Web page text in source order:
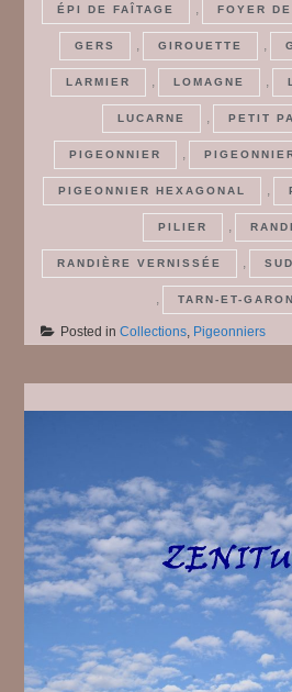
ÉPI DE FAÎTAGE , FOYER
GERS , GIROUETTE ,
LARMIER , LOMAGNE ,
LUCARNE , PETIT
PIGEONNIER ,
PIGEONNIER HEXAGONAL ,
PILIER ,
RANDIÈRE VERNISSÉE ,
, TARN-ET-
Posted inCollections, Pigeonniers